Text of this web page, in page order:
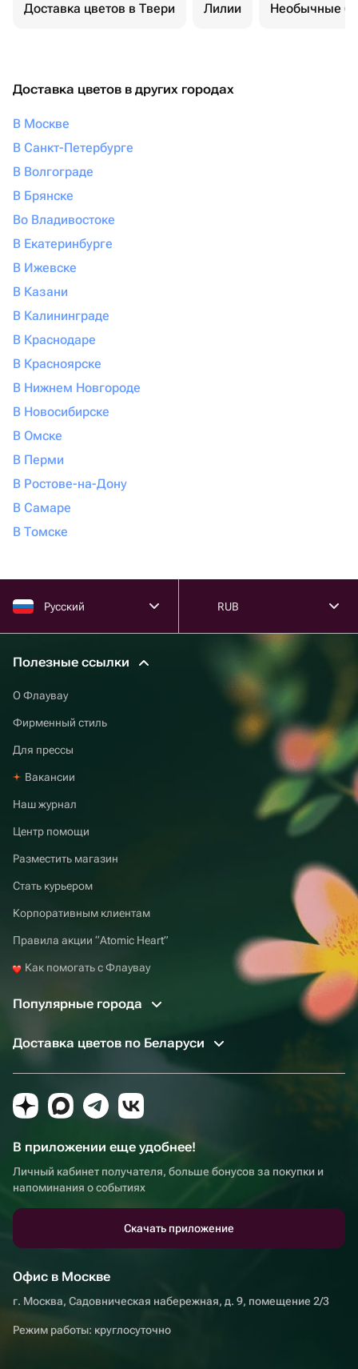
Доставка цветов в Твери Лилии Необычные
Доставка цветов в других городах
В Москве
В Санкт-Петербурге
В Волгограде
В Брянске
Во Владивостоке
В Екатеринбурге
В Ижевске
В Казани
В Калининграде
В Краснодаре
В Красноярске
В Нижнем Новгороде
В Новосибирске
В Омске
В Перми
В Ростове-на-Дону
В Самаре
В Томске
Русский RUB
Полезные ссылки
О Флаувау
Фирменный стиль
Для прессы
Вакансии
Наш журнал
Центр помощи
Разместить магазин
Стать курьером
Корпоративным клиентам
Правила акции “Atomic Heart”
Как помогать с Флаувау
Популярные города
Доставка цветов по Беларуси
В приложении еще удобнее!
Личный кабинет получателя, больше бонусов за покупки и
напоминания о событиях
Скачать приложение
Офис в Москве
г. Москва, Садовническая набережная, д. 9, помещение 2/3
Режим работы: круглосуточно